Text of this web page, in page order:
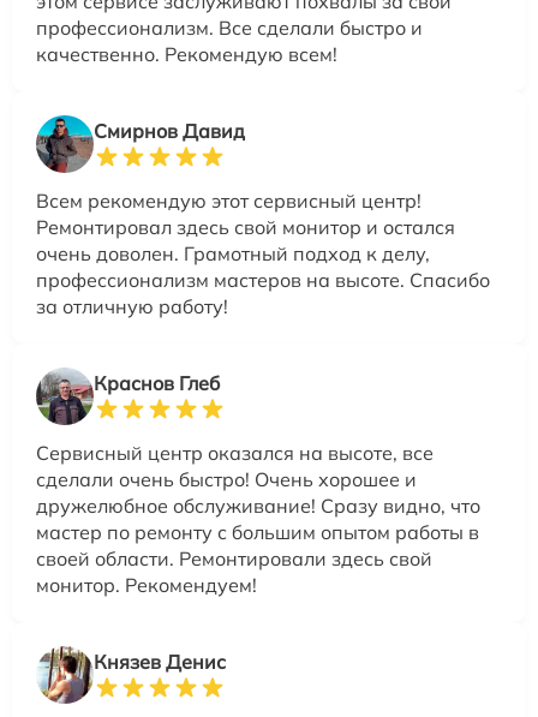
профессионализм. Все сделали быстро и
качественно. Рекомендую всем!
Смирнов Давид
Всем рекомендую этот сервисный центр!
Ремонтировал здесь свой монитор и остался
очень доволен. Грамотный подход к делу,
профессионализм мастеров на высоте. Спасибо
за отличную работу!
Краснов Глеб
Сервисный центр оказался на высоте, все
сделали очень быстро! Очень хорошее и
дружелюбное обслуживание! Сразу видно, что
мастер по ремонту с большим опытом работы в
своей области. Ремонтировали здесь свой
монитор. Рекомендуем!
Князев Денис